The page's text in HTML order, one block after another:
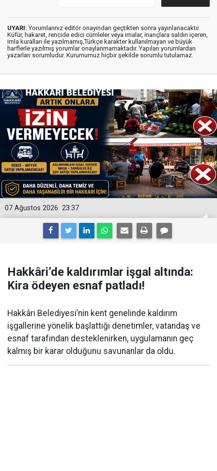
UYARI: Yorumlarınız editör onayından geçtikten sonra yayınlanacaktır.
Küfür, hakaret, rencide edici cümleler veya imalar, inançlara saldırı içeren,
imla kuralları ile yazılmamış,Türkçe karakter kullanılmayan ve büyük
harflerle yazılmış yorumlar onaylanmamaktadır. Yapılan yorumlardan
yazarları sorumludur. Kurumumuz hiçbir şekilde sorumlu tutulamaz.
23:37
07 Ağustos 2026
Hakkâri’de kaldırımlar işgal altında:
Kira ödeyen esnaf patladı!
Hakkâri Belediyesi’nin kent genelinde kaldırım
işgallerine yönelik başlattığı denetimler, vatandaş ve
esnaf tarafından desteklenirken, uygulamanın geç
kalmış bir karar olduğunu savunanlar da oldu.